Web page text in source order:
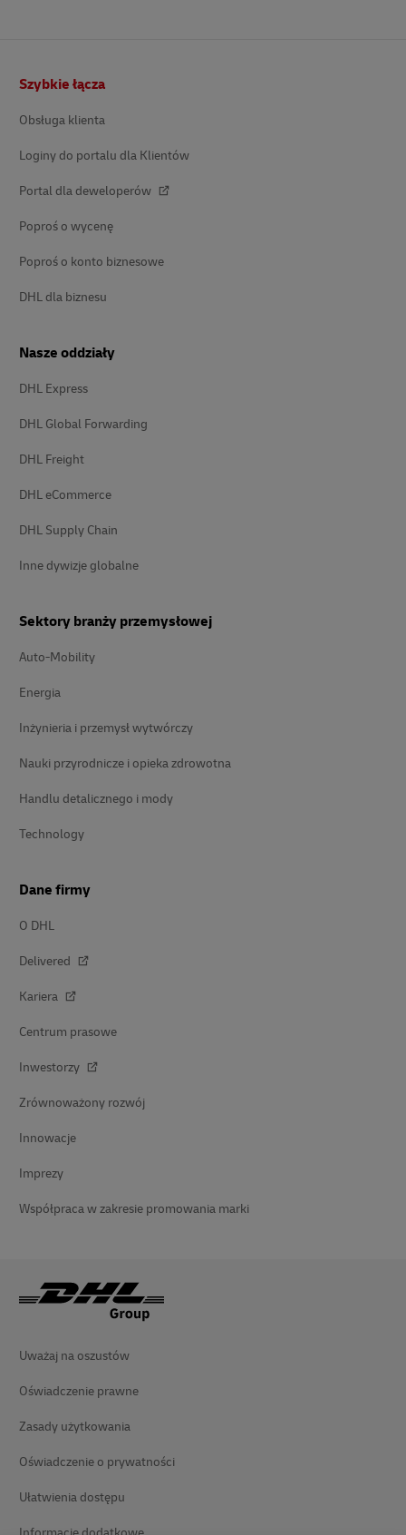
Szybkie łącza
Obsługa klienta
Loginy do portalu dla Klientów
Portal dla deweloperów
Poproś o wycenę
Poproś o konto biznesowe
DHL dla biznesu
Nasze oddziały
DHL Express
DHL Global Forwarding
DHL Freight
DHL eCommerce
DHL Supply Chain
Inne dywizje globalne
Sektory branży przemysłowej
Auto-Mobility
Energia
Inżynieria i przemysł wytwórczy
Nauki przyrodnicze i opieka zdrowotna
Handlu detalicznego i mody
Technology
Dane firmy
O DHL
Delivered
Kariera
Centrum prasowe
Inwestorzy
Zrównoważony rozwój
Innowacje
Imprezy
Współpraca w zakresie promowania marki
Uważaj na oszustów
Oświadczenie prawne
Zasady użytkowania
Oświadczenie o prywatności
Ułatwienia dostępu